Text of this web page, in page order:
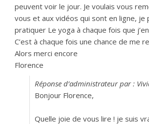
peuvent voir le jour. Je voulais vous
vous et aux vidéos qui sont en ligne, je
pratiquer Le yoga à chaque fois que
C’est à chaque fois une chance de me
Alors merci encore
Florence
Réponse d’administrateur par :
Bonjour Florence,
Quelle joie de vous lire ! je suis